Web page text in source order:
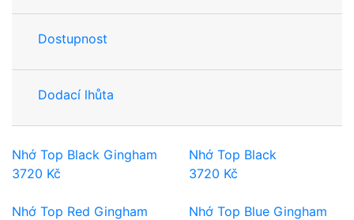
Dostupnost
Dodací lhůta
Nhớ Top Black Gingham
3720 Kč
Nhớ Top Black
3720 Kč
Nhớ Top Red Gingham
Nhớ Top Blue Gingham